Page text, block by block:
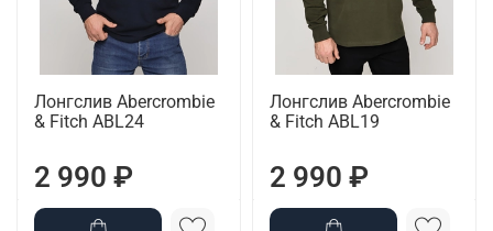
Лонгслив Abercrombie
& Fitch ABL24
2 990 ₽
Лонгслив Abercrombie
& Fitch ABL19
2 990 ₽